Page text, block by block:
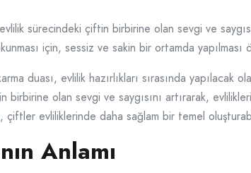
sürecindeki çiftin birbirine olan sevgi ve
için, sessiz ve sakin bir ortamda
duası, evlilik hazırlıkları sırasında
birbirine olan sevgi ve saygısını artırarak,
çiftler evliliklerinde daha sağlam bir temel
Anlamı